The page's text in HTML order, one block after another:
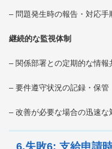
– 問題発生時の報告・対応手
継続的な監視体制
– 関係部署との定期的な情報
– 要件遵守状況の記録・保管
– 改善が必要な場合の迅速な